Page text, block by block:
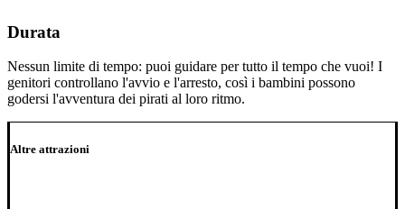
Durata
Nessun limite di tempo: puoi guidare per tutto il tempo che vuoi! I
genitori controllano l'avvio e l'arresto, così i bambini possono
godersi l'avventura dei pirati al loro ritmo.
Altre attrazioni